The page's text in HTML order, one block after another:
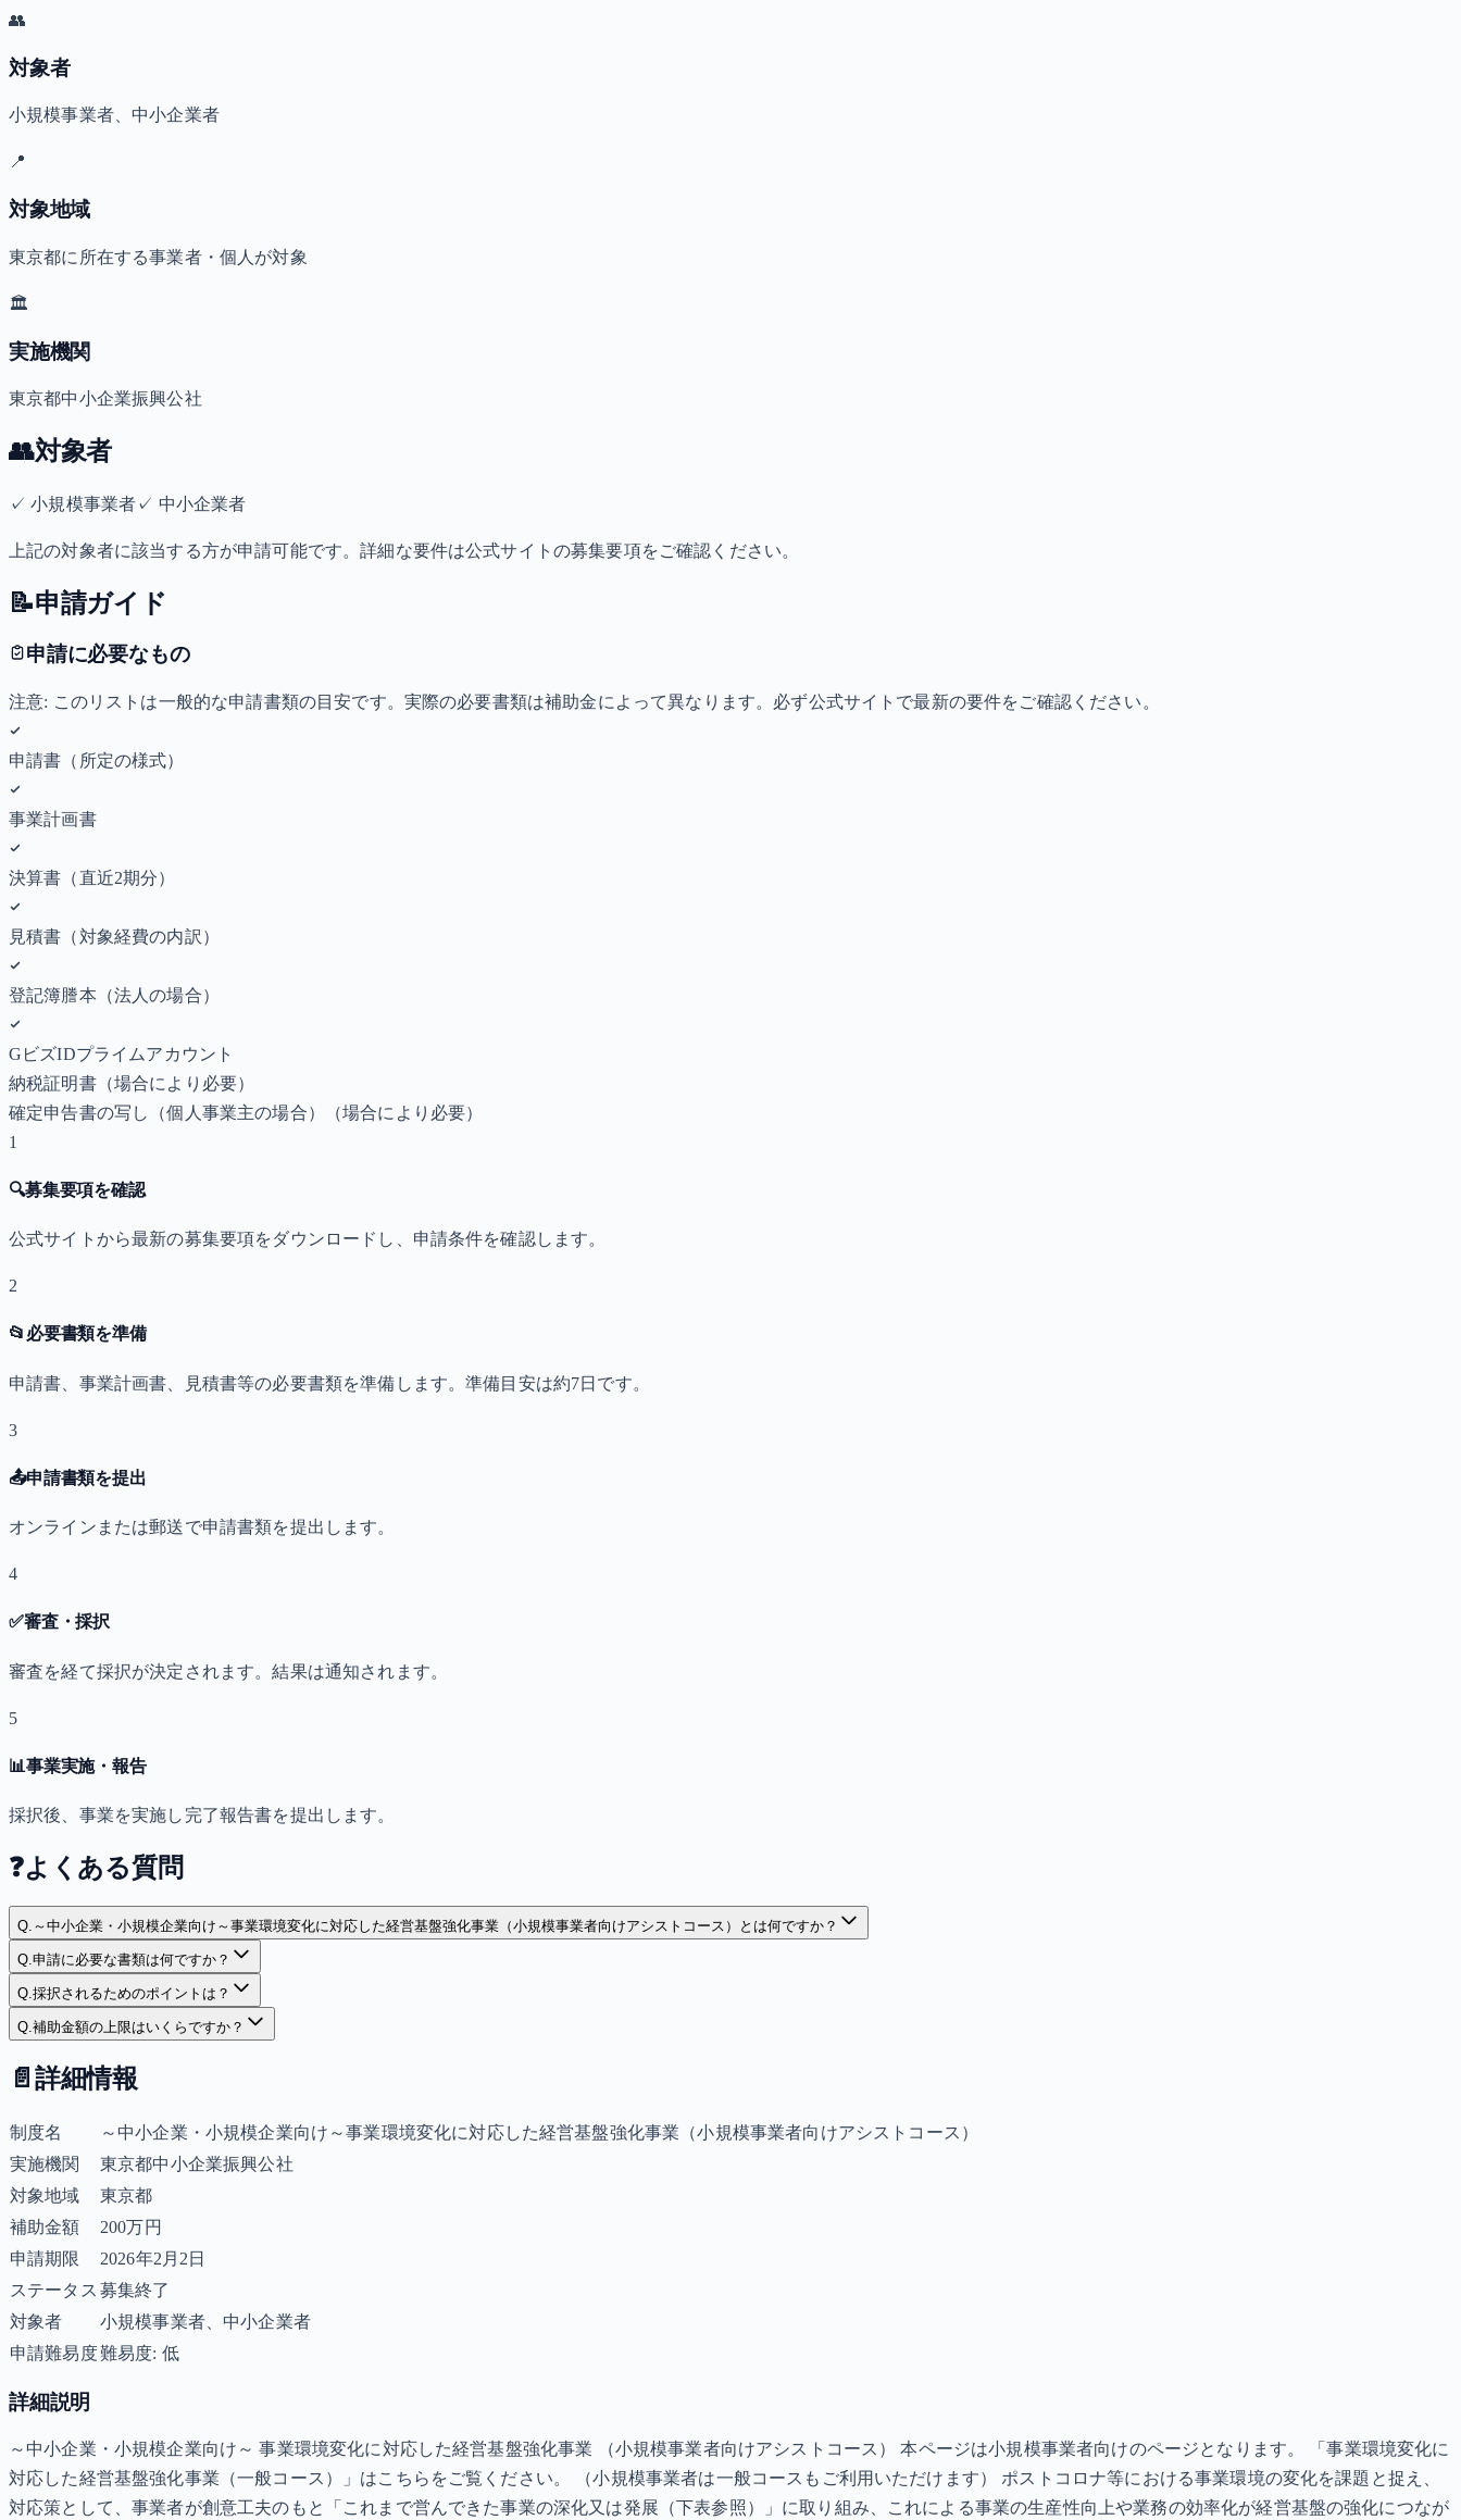
👥
対象者
小規模事業者、中小企業者
📍
対象地域
東京都に所在する事業者・個人が対象
🏛️
実施機関
東京都中小企業振興公社
👥対象者
✓小規模事業者✓ 中小企業者
上記の対象者に該当する方が申請可能です。詳細な要件は公式サイトの募集要項をご確認ください。
📝申請ガイド
申請に必要なもの
注意: このリストは一般的な申請書類の目安です。実際の必要書類は補助金によって異なります。必ず公式サイトで最新の要件をご確認ください。
申請書（所定の様式）
事業計画書
決算書（直近2期分）
見積書（対象経費の内訳）
登記簿謄本（法人の場合）
GビズIDプライムアカウント
納税証明書（場合により必要）
確定申告書の写し（個人事業主の場合）
（場合により必要）
1
🔍募集要項を確認
公式サイトから最新の募集要項をダウンロードし、申請条件を確認します。
2
📂 必要書類を準備
申請書、事業計画書、見積書等の必要書類を準備します。準備目安は約7日です。
3
📤申請書類を提出
オンラインまたは郵送で申請書類を提出します。
4
✅審査・採択
審査を経て採択が決定されます。結果は通知されます。
5
📊事業実施・報告
採択後、事業を実施し完了報告書を提出します。
❓よくある質問
Q. ～中小企業・小規模企業向け～事業環境変化に対応した経営基盤強化事業（小規模事業者向けアシストコース）とは何ですか？
Q.申請に必要な書類は何ですか？
Q.採択されるためのポイントは？
Q.補助金額の上限はいくらですか？
📄 詳細情報
制度名
～中小企業・小規模企業向け～事業環境変化に対応した経営基盤強化事業（小規模事業者向けアシストコース）
実施機関
東京都中小企業振興公社
対象地域
東京都
補助金額
200万円
申請期限
2026年2月2日
ステータス 募集終了
対象者
小規模事業者、中小企業者
申請難易度難易度: 低
詳細説明
～中小企業・小規模企業向け～ 事業環境変化に対応した経営基盤強化事業 （小規模事業者向けアシストコース） 本ページは小規模事業者向けのページとなります。 「事業環境変化に
対応した経営基盤強化事業（一般コース）」はこちらをご覧ください。 （小規模事業者は一般コースもご利用いただけます） ポストコロナ等における事業環境の変化を課題と捉え、
対応策として、事業者が創意工夫のもと「これまで営んできた事業の深化又は発展（下表参照）」に取り組み、これによる事業の生産性向上や業務の効率化が経営基盤の強化につなが